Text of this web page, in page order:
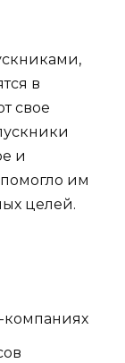
в
свое
и
помогло им
целей.
компаниях